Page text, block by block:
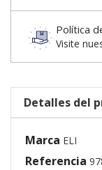
Política
Visite
Detalles del
Marca ELI
Referencia